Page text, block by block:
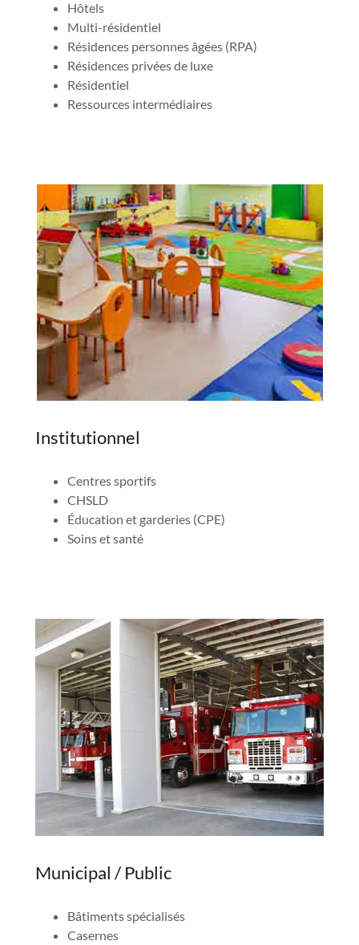
Hôtels
Multi-résidentiel
Résidences personnes âgées (RPA)
Résidences privées de luxe
Résidentiel
Ressources intermédiaires
Institutionnel
Centres sportifs
CHSLD
Éducation et garderies (CPE)
Soins et santé
Municipal / Public
Bâtiments spécialisés
Casernes